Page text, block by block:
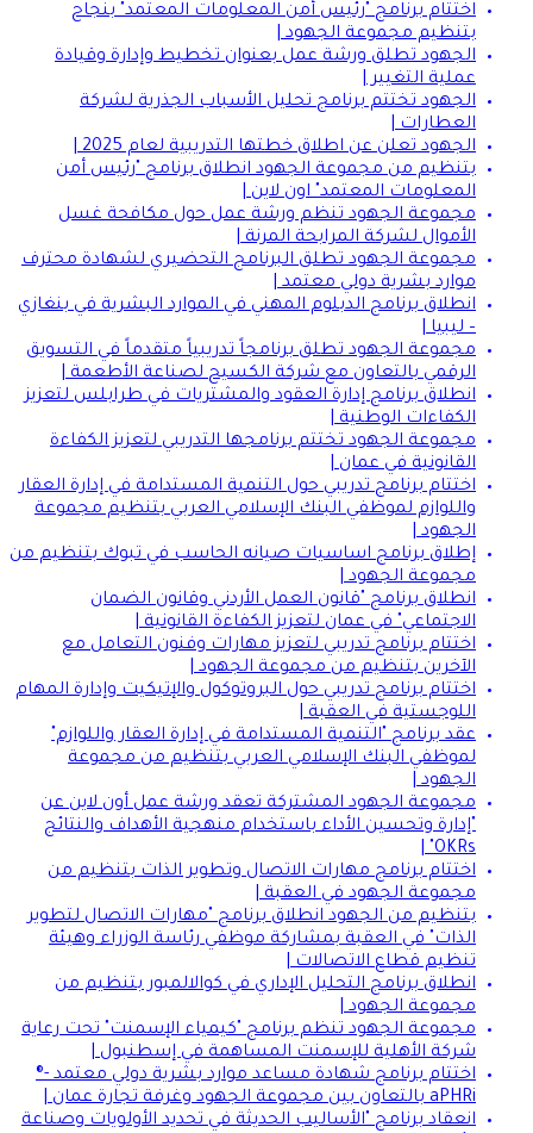
اختتام برنامج "رئيس أمن المعلومات المعتمد" بنجاح
بتنظيم مجموعة الجهود |
الجهود تطلق ورشة عمل بعنوان تخطيط وإدارة وقيادة
عملية التغيير |
الجهود تختتم برنامج تحليل الأسباب الجذرية لشركة
العطارات |
الجهود تعلن عن اطلاق خطتها التدريبية لعام 2025 |
بتنظيم من مجموعة الجهود انطلاق برنامج "رئيس أمن
المعلومات المعتمد" اون لاين |
مجموعة الجهود تنظم ورشة عمل حول مكافحة غسل
الأموال لشركة المرابحة المرنة |
مجموعة الجهود تطلق البرنامج التحضيري لشهادة محترف
موارد بشرية دولي معتمد |
انطلاق برنامج الدبلوم المهني في الموارد البشرية في بنغازي
– ليبيا |
مجموعة الجهود تطلق برنامجاً تدريبياً متقدماً في التسويق
الرقمي بالتعاون مع شركة الكسيح لصناعة الأطعمة |
انطلاق برنامج إدارة العقود والمشتريات في طرابلس لتعزيز
الكفاءات الوطنية |
مجموعة الجهود تختتم برنامجها التدريبي لتعزيز الكفاءة
القانونية في عمان |
اختتام برنامج تدريبي حول التنمية المستدامة في إدارة العقار
واللوازم لموظفي البنك الإسلامي العربي بتنظيم مجموعة
الجهود |
إطلاق برنامج اساسيات صيانه الحاسب في تبوك بتنظيم من
مجموعة الجهود |
انطلاق برنامج "قانون العمل الأردني وقانون الضمان
الاجتماعي" في عمان لتعزيز الكفاءة القانونية |
اختتام برنامج تدريبي لتعزيز مهارات وفنون التعامل مع
الآخرين بتنظيم من مجموعة الجهود |
اختتام برنامج تدريبي حول البروتوكول والإتيكيت وإدارة المهام
اللوجستية في العقبة |
عقد برنامج "التنمية المستدامة في إدارة العقار واللوازم"
لموظفي البنك الإسلامي العربي بتنظيم من مجموعة
الجهود |
مجموعة الجهود المشتركة تعقد ورشة عمل أون لاين عن
"إدارة وتحسين الأداء باستخدام منهجية الأهداف والنتائج
OKRs" |
اختتام برنامج مهارات الاتصال وتطوير الذات بتنظيم من
مجموعة الجهود في العقبة |
بتنظيم من الجهود انطلاق برنامج "مهارات الاتصال لتطوير
الذات" في العقبة بمشاركة موظفي رئاسة الوزراء وهيئة
تنظيم قطاع الاتصالات |
انطلاق برنامج التحليل الإداري في كوالالمبور بتنظيم من
مجموعة الجهود |
مجموعة الجهود تنظم برنامج "كيمياء الإسمنت" تحت رعاية
شركة الأهلية للإسمنت المساهمة في إسطنبول |
اختتام برنامج شهادة مساعد موارد بشرية دولي معتمد -®
aPHRi بالتعاون بين مجموعة الجهود وغرفة تجارة عمان |
انعقاد برنامج "الأساليب الحديثة في تحديد الأولويات وصناعة